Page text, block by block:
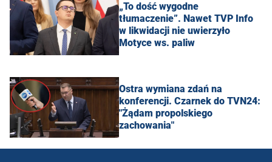
„To dość wygodne
tłumaczenie”. Nawet TVP Info
w likwidacji nie uwierzyło
Motyce ws. paliw
Ostra wymiana zdań na
konferencji. Czarnek do TVN24:
"Żądam propolskiego
zachowania"